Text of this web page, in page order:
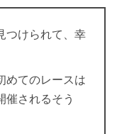
つけられて、幸
めてのレースは
催されるそう